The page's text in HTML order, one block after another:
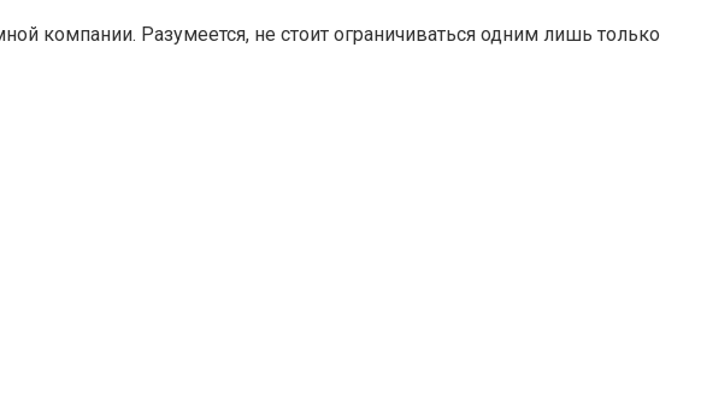
компании. Разумеется, не стоит ограничиваться одним лишь только